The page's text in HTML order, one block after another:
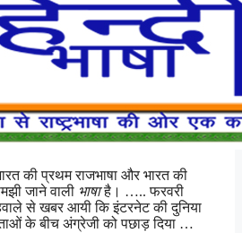
की प्रथम राजभाषा और भारत की
जाने वाली भाषाहै। ….. फरवरी
से खबर आयी कि इंटरनेट की दुनिया
के बीच अंग्रेजी को पछाड़ दिया …